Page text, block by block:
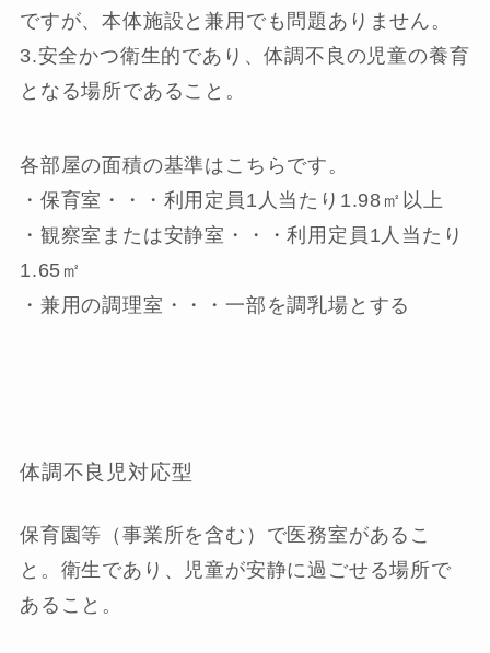
ですが、本体施設と兼用でも問題ありません。
3.安全かつ衛生的であり、体調不良の児童の養育
となる場所であること。
各部屋の面積の基準はこちらです。
・保育室・・・利用定員1人当たり1.98㎡以上
・観察室または安静室・・・利用定員1人当たり
1.65㎡
・兼用の調理室・・・一部を調乳場とする
体調不良児対応型
保育園等（事業所を含む）で医務室があるこ
と。 衛生であり、児童が安静に過ごせる場所で
あること。